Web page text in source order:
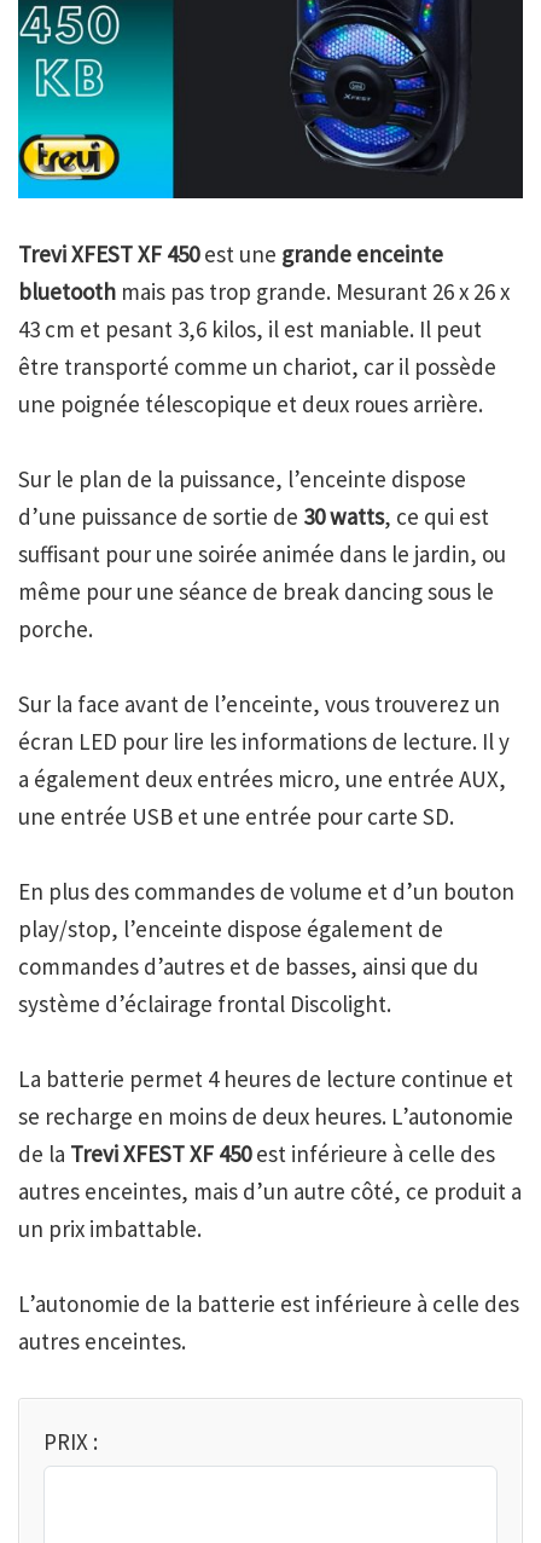
Trevi XFEST XF 450est une grande enceinte
bluetooth mais pas trop grande. Mesurant 26 x 26 x
43 cm et pesant 3,6 kilos, il est maniable. Il peut
être transporté comme un chariot, car il possède
une poignée télescopique et deux roues arrière.
Sur le plan de la puissance, l’enceinte dispose
d’une puissance de sortie de 30 watts, ce qui est
suffisant pour une soirée animée dans le jardin, ou
même pour une séance de break dancing sous le
porche.
Sur la face avant de l’enceinte, vous trouverez un
écran LED pour lire les informations de lecture. Il y
a également deux entrées micro, une entrée AUX,
une entrée USB et une entrée pour carte SD.
En plus des commandes de volume et d’un bouton
play/stop, l’enceinte dispose également de
commandes d’autres et de basses, ainsi que du
système d’éclairage frontal Discolight.
La batterie permet 4 heures de lecture continue et
se recharge en moins de deux heures. L’autonomie
de la Trevi XFEST XF 450est inférieure à celle des
autres enceintes, mais d’un autre côté, ce produit a
un prix imbattable.
L’autonomie de la batterie est inférieure à celle des
autres enceintes.
PRIX :